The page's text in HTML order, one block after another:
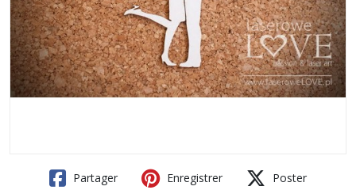
Partager Enregistrer Poster